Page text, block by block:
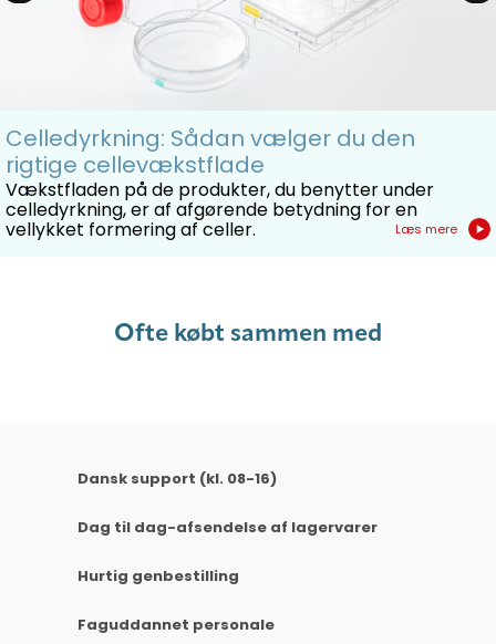
Celledyrkning: Sådan vælger du den
rigtige cellevækstflade
Vækstfladen på de produkter, du benytter under
celledyrkning, er af afgørende betydning for en
vellykket formering af celler. Læs mere
Ofte købt sammen med
Dansk support (kl. 08-16)
Dag til dag-afsendelse af lagervarer
Hurtig genbestilling
Faguddannet personale